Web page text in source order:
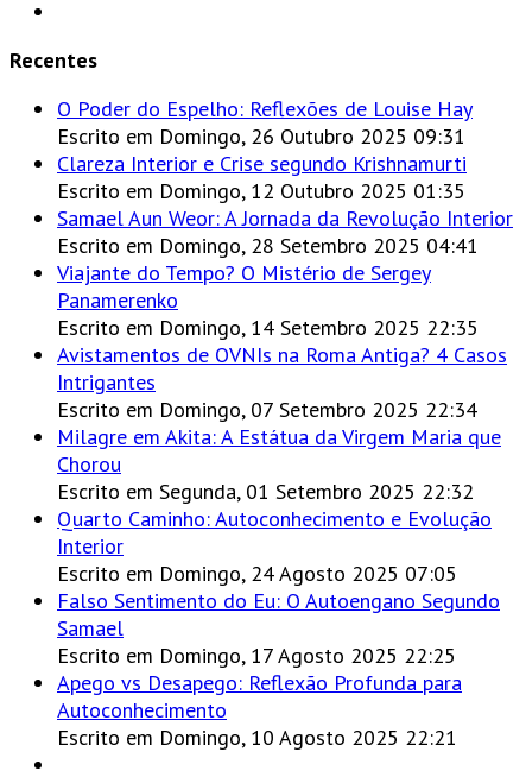
Recentes
O Poder do Espelho: Reflexões de Louise Hay
Escrito em Domingo, 26 Outubro 2025 09:31
Clareza Interior e Crise segundo Krishnamurti
Escrito em Domingo, 12 Outubro 2025 01:35
Samael Aun Weor: A Jornada da Revolução Interior
Escrito em Domingo, 28 Setembro 2025 04:41
Viajante do Tempo? O Mistério de Sergey
Panamerenko
Escrito em Domingo, 14 Setembro 2025 22:35
Avistamentos de OVNIs na Roma Antiga? 4 Casos
Intrigantes
Escrito em Domingo, 07 Setembro 2025 22:34
Milagre em Akita: A Estátua da Virgem Maria que
Chorou
Escrito em Segunda, 01 Setembro 2025 22:32
Quarto Caminho: Autoconhecimento e Evolução
Interior
Escrito em Domingo, 24 Agosto 2025 07:05
Falso Sentimento do Eu: O Autoengano Segundo
Samael
Escrito em Domingo, 17 Agosto 2025 22:25
Apego vs Desapego: Reflexão Profunda para
Autoconhecimento
Escrito em Domingo, 10 Agosto 2025 22:21